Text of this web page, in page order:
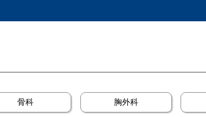
骨科 胸外科